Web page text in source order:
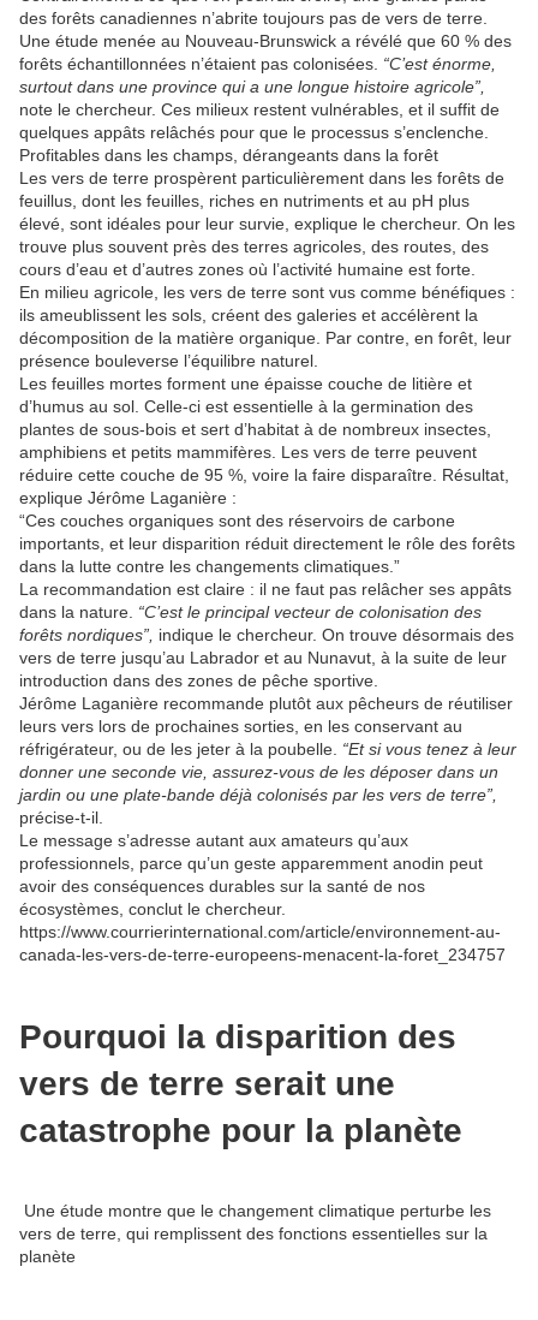
des forêts canadiennes n’abrite toujours pas de vers de terre.
Une étude menée au Nouveau-Brunswick a révélé que 60 % des
forêts échantillonnées n’étaient pas colonisées. “C’est énorme,
surtout dans une province qui a une longue histoire agricole”,
note le chercheur. Ces milieux restent vulnérables, et il suffit de
quelques appâts relâchés pour que le processus s’enclenche.
Profitables dans les champs, dérangeants dans la forêt
Les vers de terre prospèrent particulièrement dans les forêts de
feuillus, dont les feuilles, riches en nutriments et au pH plus
élevé, sont idéales pour leur survie, explique le chercheur. On les
trouve plus souvent près des terres agricoles, des routes, des
cours d’eau et d’autres zones où l’activité humaine est forte.
En milieu agricole, les vers de terre sont vus comme bénéfiques :
ils ameublissent les sols, créent des galeries et accélèrent la
décomposition de la matière organique. Par contre, en forêt, leur
présence bouleverse l’équilibre naturel.
Les feuilles mortes forment une épaisse couche de litière et
d’humus au sol. Celle-ci est essentielle à la germination des
plantes de sous-bois et sert d’habitat à de nombreux insectes,
amphibiens et petits mammifères. Les vers de terre peuvent
réduire cette couche de 95 %, voire la faire disparaître. Résultat,
explique Jérôme Laganière :
“Ces couches organiques sont des réservoirs de carbone
importants, et leur disparition réduit directement le rôle des forêts
dans la lutte contre les changements climatiques.”
La recommandation est claire : il ne faut pas relâcher ses appâts
dans la nature. “C’est le principal vecteur de colonisation des
forêts nordiques”, indique le chercheur. On trouve désormais des
vers de terre jusqu’au Labrador et au Nunavut, à la suite de leur
introduction dans des zones de pêche sportive.
Jérôme Laganière recommande plutôt aux pêcheurs de réutiliser
leurs vers lors de prochaines sorties, en les conservant au
réfrigérateur, ou de les jeter à la poubelle. “Et si vous tenez à leur
donner une seconde vie, assurez-vous de les déposer dans un
jardin ou une plate-bande déjà colonisés par les vers de terre”,
précise-t-il.
Le message s’adresse autant aux amateurs qu’aux
professionnels, parce qu’un geste apparemment anodin peut
avoir des conséquences durables sur la santé de nos
écosystèmes, conclut le chercheur.
https://www.courrierinternational.com/article/environnement-au-
canada-les-vers-de-terre-europeens-menacent-la-foret_234757
Pourquoi la disparition des
vers de terre serait une
catastrophe pour la planète
Une étude montre que le changement climatique perturbe les
vers de terre, qui remplissent des fonctions essentielles sur la
planète